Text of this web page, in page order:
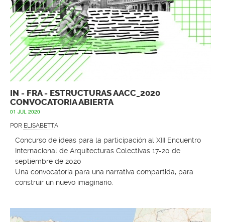
IN - FRA - ESTRUCTURAS AACC_2020
CONVOCATORIA ABIERTA
01 JUL 2020
POR ELISABETTA
Concurso de ideas para la participación al XIII Encuentro
Internacional de Arquitecturas Colectivas 17-20 de
septiembre de 2020
Una convocatoria para una narrativa compartida, para
construir un nuevo imaginario.